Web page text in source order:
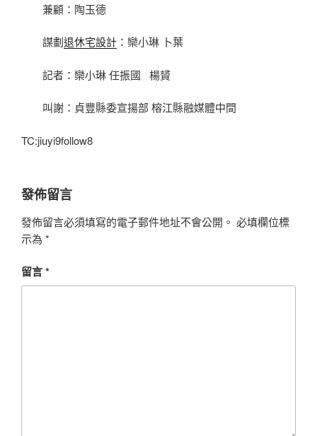
兼顧：陶玉德
謀劃退休宅設計 ：欒小琳 卜葉
記者：欒小琳 任振國 楊贇
叫謝：貞豐縣委宣揚部 榕江縣融媒體中間
TC:jiuyi9follow8
發佈留言
發佈留言必須填寫的電子郵件地址不會公開。 必填欄位標
示為 *
留言*